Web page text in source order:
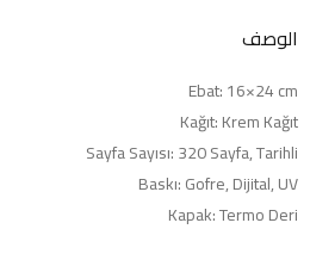
الوصف
Ebat: 16×24 cm
Kağıt: Krem Kağıt
Sayfa Sayısı: 320 Sayfa, Tarihli
Baskı: Gofre, Dijital, UV
Kapak: Termo Deri